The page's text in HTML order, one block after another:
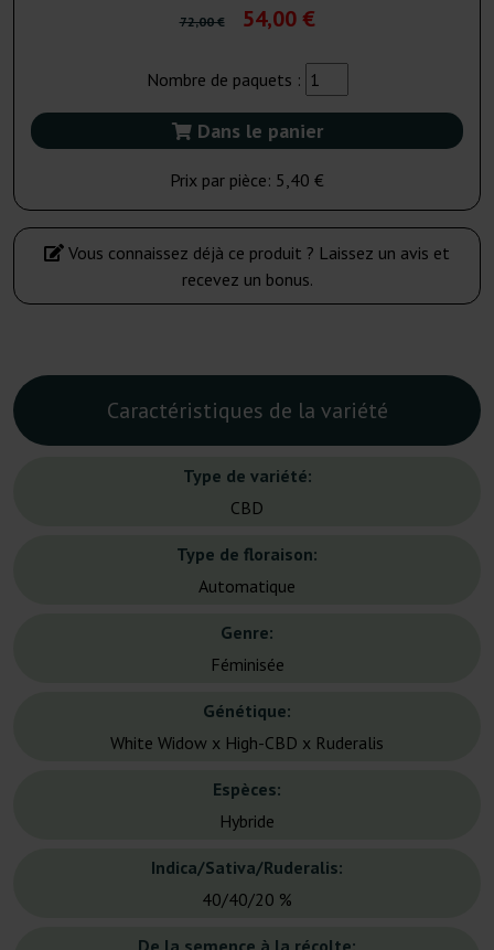
72,00 € 54,00 €
Nombre de paquets :
Dans le panier
Prix par pièce: 5,40 €
Vous connaissez déjà ce produit ? Laissez un avis et
recevez un bonus.
Caractéristiques de la variété
Type de variété:
CBD
Type de floraison:
Automatique
Genre:
Féminisée
Génétique:
White Widow x High-CBD x Ruderalis
Espèces:
Hybride
Indica/Sativa/Ruderalis:
40/40/20 %